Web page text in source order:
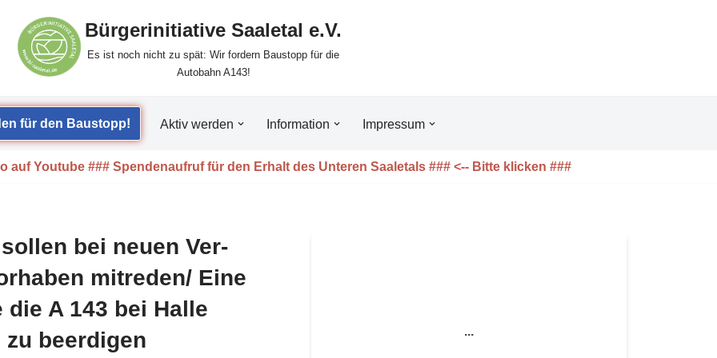
Bürgerinitiative Saaletal e.V.
Es ist noch nicht zu spät: Wir fordern Baustopp für die
Autobahn A143!
für den Baustopp! Aktiv wer­den Infor­ma­ti­on Impres­sum
auf Youtube ### Spendenaufruf für den Erhalt des Unteren Saaletals ### <-- Bitte klicken ###
bei neu­en Ver­
mitreden/​ Eine
die A 143 bei Hal­le
beerdigen